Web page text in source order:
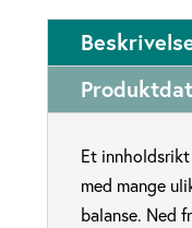
Et
med mange
balanse. Ned